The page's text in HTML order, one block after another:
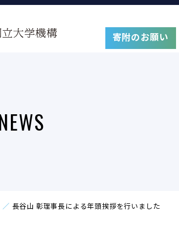
寄附のお願い
長谷山 彰理事長による年頭挨拶を行いました